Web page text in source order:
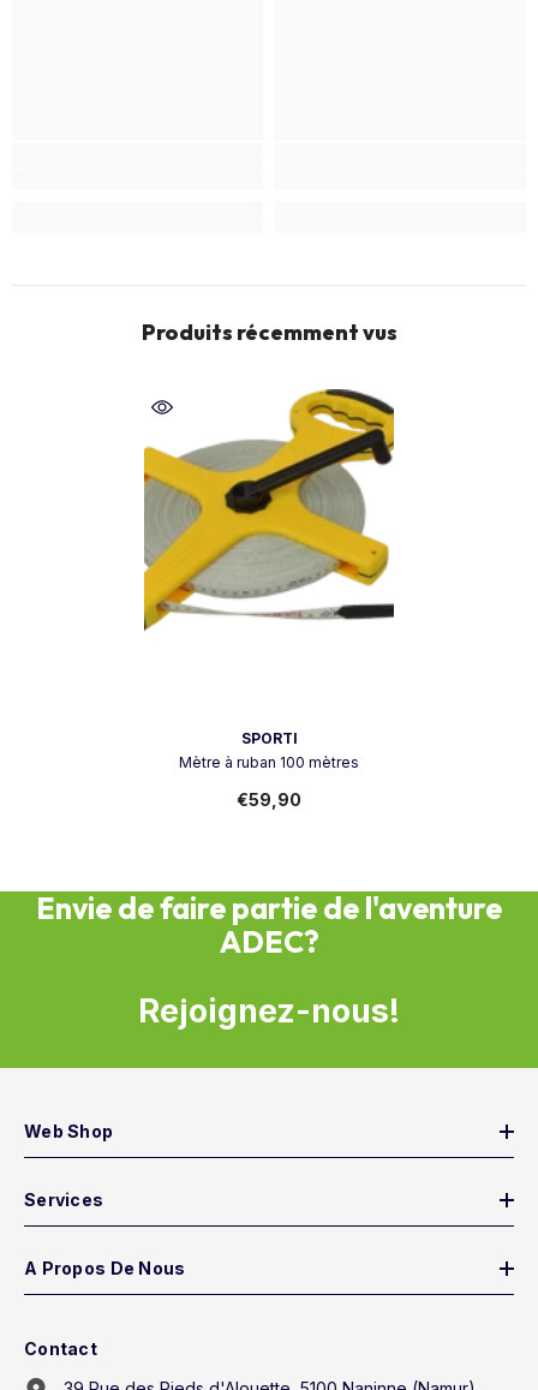
Produits récemment vus
SPORTI
Mètre à ruban 100 mètres
€59,90
Envie de faire partie de l'aventure
ADEC?
Rejoignez-nous!
Web Shop
Services
A Propos De Nous
Contact